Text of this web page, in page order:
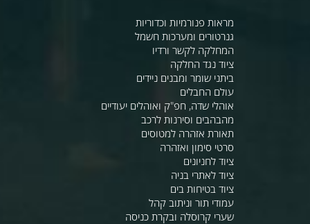
מראות פנורמיות וכדוריות
גנרטורים ומערכות חשמל
המחלקה לקשר ורדיו
ציוד נגד החלקה
ביתני שומר ומבנים ניידים
עולם החבלים
אוהלי שדה, חפ"ק ואוהלים יעודיים
מהבהבים וסירנות לרכב
תאורת אזהרה למטוסים
סרטי סימון ואזהרה
ציוד לחניונים
ציוד לאתרי בניה
ציוד בטיחות בים
עמודי תור וניתוב קהל
שערי קרוסלה ובקרת כניסה